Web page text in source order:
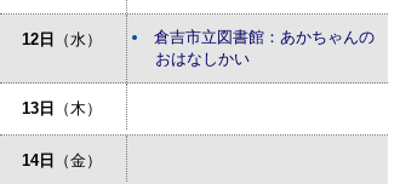
12日 （水）
倉吉市立図書館：あかちゃんの
おはなしかい
13日 （木）
14日 （金）